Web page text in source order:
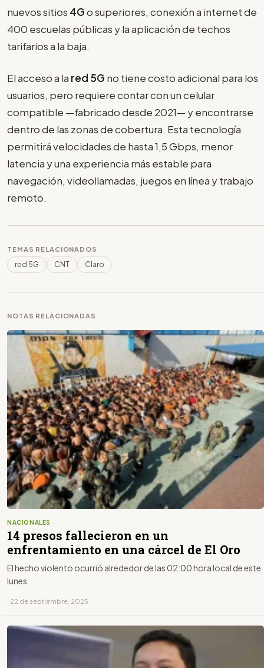
nuevos sitios 4Go superiores, conexión a internet de
400 escuelas públicas y la aplicación de techos
tarifarios a la baja.
El acceso a la red 5G no tiene costo adicional para los
usuarios, pero requiere contar con un celular
compatible —fabricado desde 2021— y encontrarse
dentro de las zonas de cobertura. Esta tecnología
permitirá velocidades de hasta 1,5 Gbps, menor
latencia y una experiencia más estable para
navegación, videollamadas, juegos en línea y trabajo
remoto.
TEMAS RELACIONADOS
red 5G CNT Claro
NOTAS RELACIONADAS
NACIONALES
14 presos fallecieron en un
enfrentamiento en una cárcel de El Oro
El hecho violento ocurrió alrededor de las 02:00 hora local de este
lunes
· 22 de septiembre, 2025